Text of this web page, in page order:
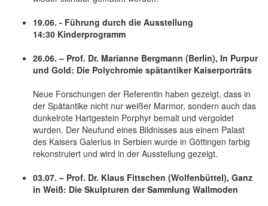
19.06. - Führung durch die Ausstellung
14:30 Kinderprogramm
26.06. – Prof. Dr. Marianne Bergmann (Berlin), In Purpur
und Gold: Die Polychromie spätantiker Kaiserporträts
Neue Forschungen der Referentin haben gezeigt, dass in
der Spätantike nicht nur weißer Marmor, sondern auch das
dunkelrote Hartgestein Porphyr bemalt und vergoldet
wurden. Der Neufund eines Bildnisses aus einem Palast
des Kaisers Galerius in Serbien wurde in Göttingen farbig
rekonstruiert und wird in der Ausstellung gezeigt.
03.07. – Prof. Dr. Klaus Fittschen (Wolfenbüttel), Ganz
in Weiß: Die Skulpturen der Sammlung Wallmoden